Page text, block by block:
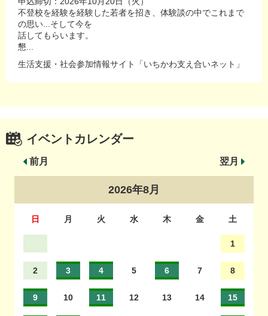
不登校を経験を経験した若者を招き、体験談の中でこれまで
の思い...そして今を
話してもらいます。
懇...
生活支援・社会参加情報サイト「いちかわ支え合いネット」
イベントカレンダー
2026年8月
日 月 火 水 木 金 土
1
2 3 4 5 6 7 8
9 10 11 12 13 14 15
前月 翌月